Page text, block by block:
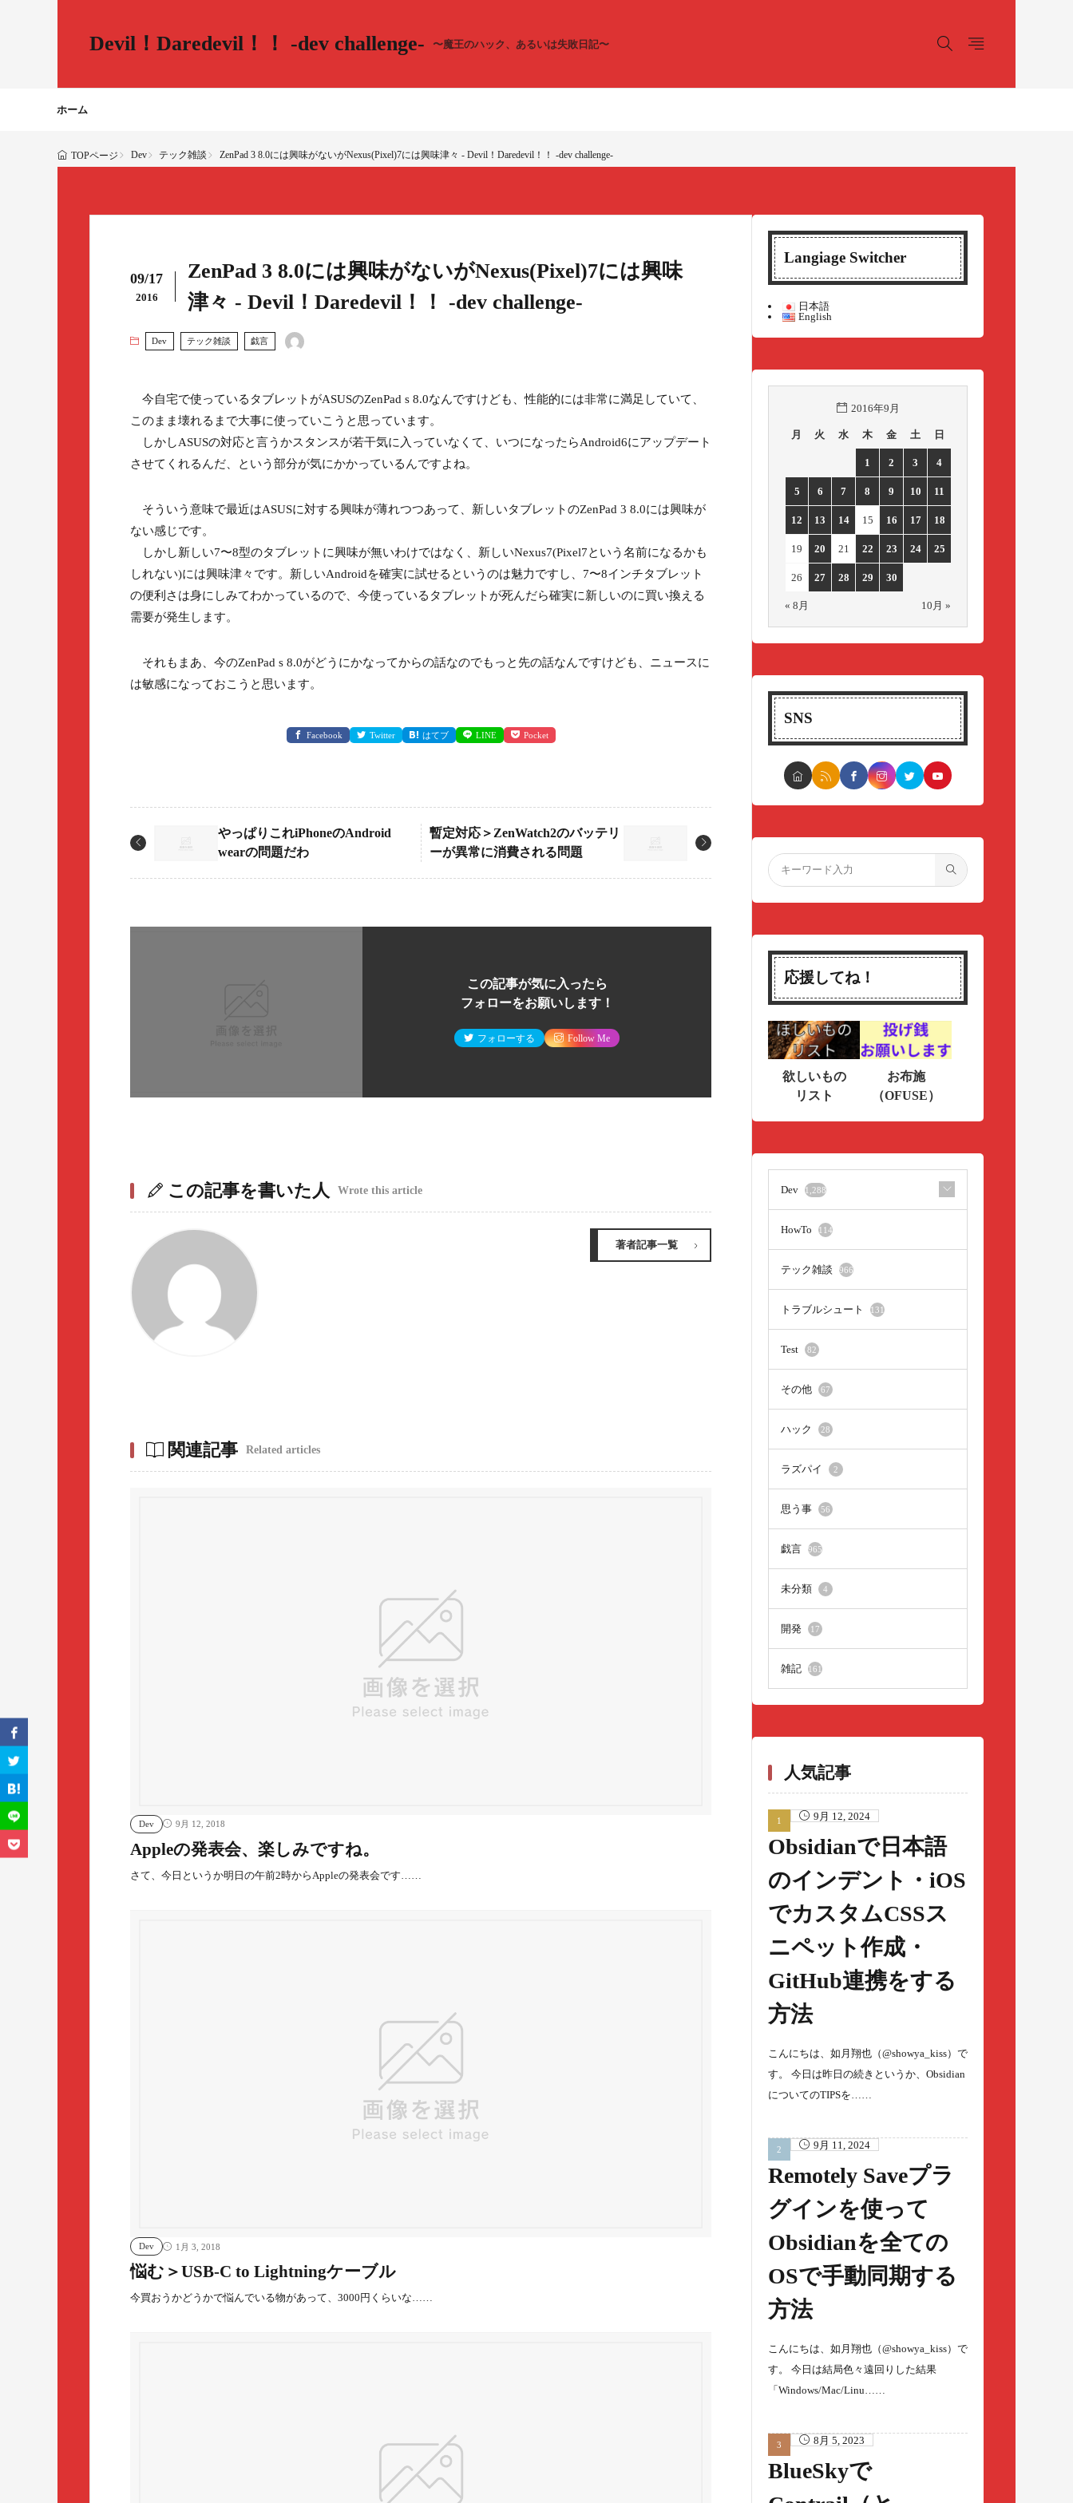
Devil！Daredevil！！ -dev challenge- 〜魔王のハック、あるいは失敗日記〜
ホーム
TOPページ Dev テック雑談 ZenPad 3 8.0には興味がないがNexus(Pixel)7には興味津々 - Devil！Daredevil！！ -dev challenge-
09/17
2016
ZenPad 3 8.0には興味がないがNexus(Pixel)7には興味
津々 - Devil！Daredevil！！ -dev challenge-
Dev テック雑談 戯言
今自宅で使っているタブレットがASUSのZenPad s 8.0なんですけども、性能的には非常に満足していて、
このまま壊れるまで大事に使っていこうと思っています。
しかしASUSの対応と言うかスタンスが若干気に入っていなくて、いつになったらAndroid6にアップデート
させてくれるんだ、という部分が気にかかっているんですよね。
そういう意味で最近はASUSに対する興味が薄れつつあって、新しいタブレットのZenPad 3 8.0には興味が
ない感じです。
しかし新しい7〜8型のタブレットに興味が無いわけではなく、新しいNexus7(Pixel7という名前になるかも
しれない)には興味津々です。新しいAndroidを確実に試せるというのは魅力ですし、7〜8インチタブレット
の便利さは身にしみてわかっているので、今使っているタブレットが死んだら確実に新しいのに買い換える
需要が発生します。
それもまあ、今のZenPad s 8.0がどうにかなってからの話なのでもっと先の話なんですけども、ニュースに
は敏感になっておこうと思います。
Facebook Twitter はてブ LINE Pocket
やっぱりこれiPhoneのAndroid
wearの問題だわ
暫定対応＞ZenWatch2のバッテリ
ーが異常に消費される問題
この記事が気に入ったら
フォローをお願いします！
フォローする Follow Me
この記事を書いた人 Wrote this article
著者記事一覧
関連記事 Related articles
Dev 9月 12, 2018
Appleの発表会、楽しみですね。
さて、今日というか明日の午前2時からAppleの発表会です……
Dev 1月 3, 2018
悩む＞USB-C to Lightningケーブル
今買おうかどうかで悩んでいる物があって、3000円くらいな……
Langiage Switcher
日本語
English
2016年9月
月 火 水 木 金 土 日
1 2 3 4
5 6 7 8 9 10 11
12 13 14 15 16 17 18
19 20 21 22 23 24 25
26 27 28 29 30
« 8月 10月 »
SNS
応援してね！
欲しいもの
リスト
お布施
（OFUSE）
Dev 1,288
HowTo 114
テック雑談 966
トラブルシュート 131
Test 82
その他 67
ハック 28
ラズパイ 2
思う事 56
戯言 965
未分類 4
開発 17
雑記 161
人気記事
9月 12, 2024
Obsidianで日本語
のインデント・iOS
でカスタムCSSス
ニペット作成・
GitHub連携をする
方法
こんにちは、如月翔也（@showya_kiss）で
す。 今日は昨日の続きというか、Obsidian
についてのTIPSを……
9月 11, 2024
Remotely Saveプラ
グインを使って
Obsidianを全ての
OSで手動同期する
方法
こんにちは、如月翔也（@showya_kiss）で
す。 今日は結局色々遠回りした結果
「Windows/Mac/Linu……
8月 5, 2023
BlueSkyで